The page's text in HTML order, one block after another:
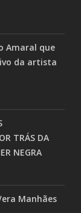
Amaral que
da artista
TRÁS DA
NEGRA
Manhães